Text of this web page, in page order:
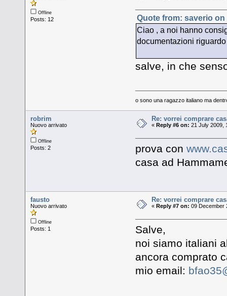
Offline
Posts: 12
Quote from: saverio on
Ciao , a noi hanno
documentazioni
salve, in che
o sono una ragazzo italiano ma
robrim
Nuovo arrivato
Offline
Posts: 2
Re: vorrei comprare
«Reply #6 on: 21 July 2009,
prova con
casa ad
fausto
Nuovo arrivato
Offline
Posts: 1
Re: vorrei comprare
«Reply #7 on: 09 December
Salve,
noi siamo italiani
ancora comprato
mio email: